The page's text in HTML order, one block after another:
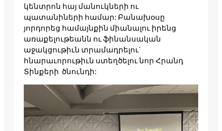
կենտրոն հայ մանուկների ու
պատանիների համար: Բանախօսը
յորդորեց համայնքին միանալու իրենց
առաքելութեանն ու ֆինանսական
աջակցութիւն տրամադրելու`
հնարաւորութիւն ստեղծելու նոր Հրանդ
Տինքերի ծնունդի: